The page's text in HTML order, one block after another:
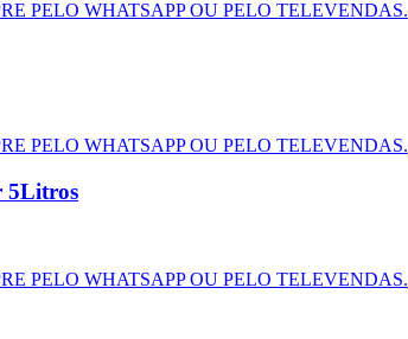
PELO WHATSAPP OU PELO TELEVENDAS.
PELO WHATSAPP OU PELO TELEVENDAS.
5Litros
PELO WHATSAPP OU PELO TELEVENDAS.